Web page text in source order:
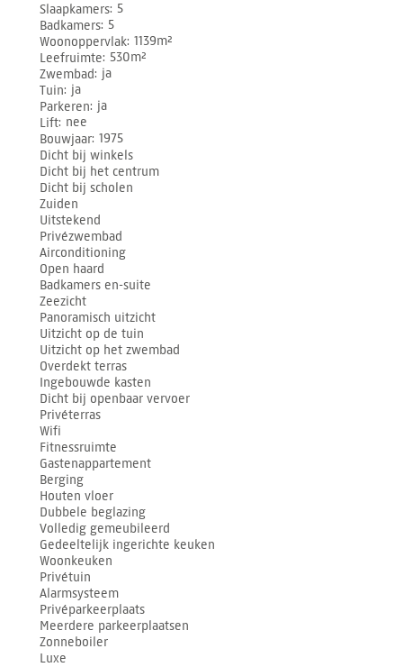
Slaapkamers 5
Badkamers 5
Woonoppervlak 1139m²
Leefruimte 530m²
Zwembad ja
Tuin ja
Parkeren ja
Lift nee
Bouwjaar 1975
Dicht bij winkels
Dicht bij het centrum
Dicht bij scholen
Zuiden
Uitstekend
Privézwembad
Airconditioning
Open haard
Badkamers en-suite
Zeezicht
Panoramisch uitzicht
Uitzicht op de tuin
Uitzicht op het zwembad
Overdekt terras
Ingebouwde kasten
Dicht bij openbaar vervoer
Privéterras
Wifi
Fitnessruimte
Gastenappartement
Berging
Houten vloer
Dubbele beglazing
Volledig gemeubileerd
Gedeeltelijk ingerichte keuken
Woonkeuken
Privétuin
Alarmsysteem
Privéparkeerplaats
Meerdere parkeerplaatsen
Zonneboiler
Luxe